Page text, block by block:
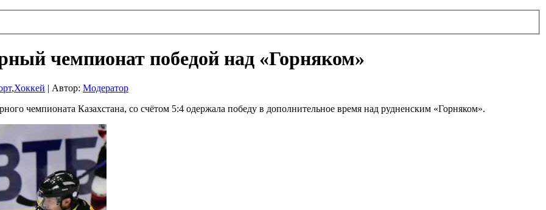
чемпионат победой над «Горняком»
,Хоккей Автор: Модератор
чемпионата Казахстана, со счётом 5:4 одержала победу в дополнительное время над рудненским «Горняком».